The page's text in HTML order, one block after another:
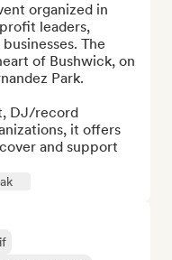
organized in
leaders,
The
of Bushwick, on
Park.
DJ/record
it offers
and support